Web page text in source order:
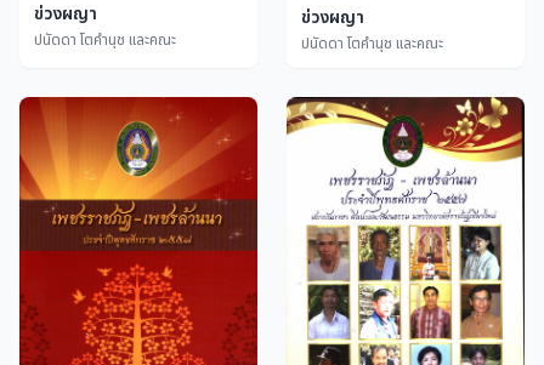
ข่วงผญา
ปนัดดา โตคำนุช และคณะ
ข่วงผญา
ปนัดดา โตคำนุช และคณะ